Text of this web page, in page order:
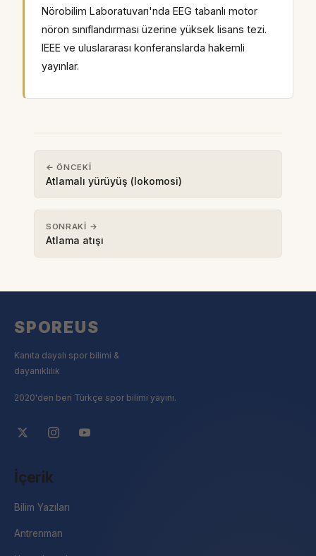
Nörobilim Laboratuvarı'nda EEG tabanlı motor
nöron sınıflandırması üzerine yüksek lisans tezi.
IEEE ve uluslararası konferanslarda hakemli
yayınlar.
← ÖNCEKI
Atlamalı yürüyüş (lokomosi)
SONRAKI →
Atlama atışı
SPOREUS
Kanıta dayalı spor bilimi &
dayanıklılık
2020'den beri Türkçe spor bilimi yayını.
İçerik
Bilim Yazıları
Antrenman